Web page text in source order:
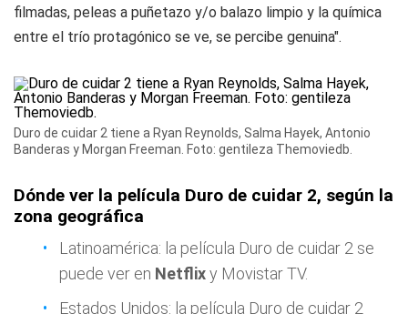
filmadas, peleas a puñetazo y/o balazo limpio y la química
entre el trío protagónico se ve, se percibe genuina".
Duro de cuidar 2 tiene a Ryan Reynolds, Salma Hayek, Antonio
Banderas y Morgan Freeman. Foto: gentileza Themoviedb.
Dónde ver la película Duro de cuidar 2, según la
zona geográfica
Latinoamérica: la película Duro de cuidar 2 se
puede ver en Netflixy Movistar TV.
Estados Unidos: la película Duro de cuidar 2